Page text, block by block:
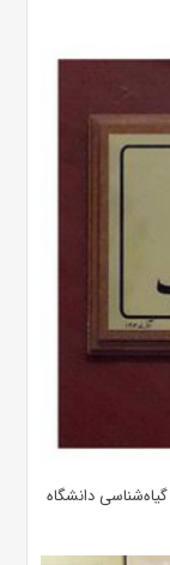
دانشگاه